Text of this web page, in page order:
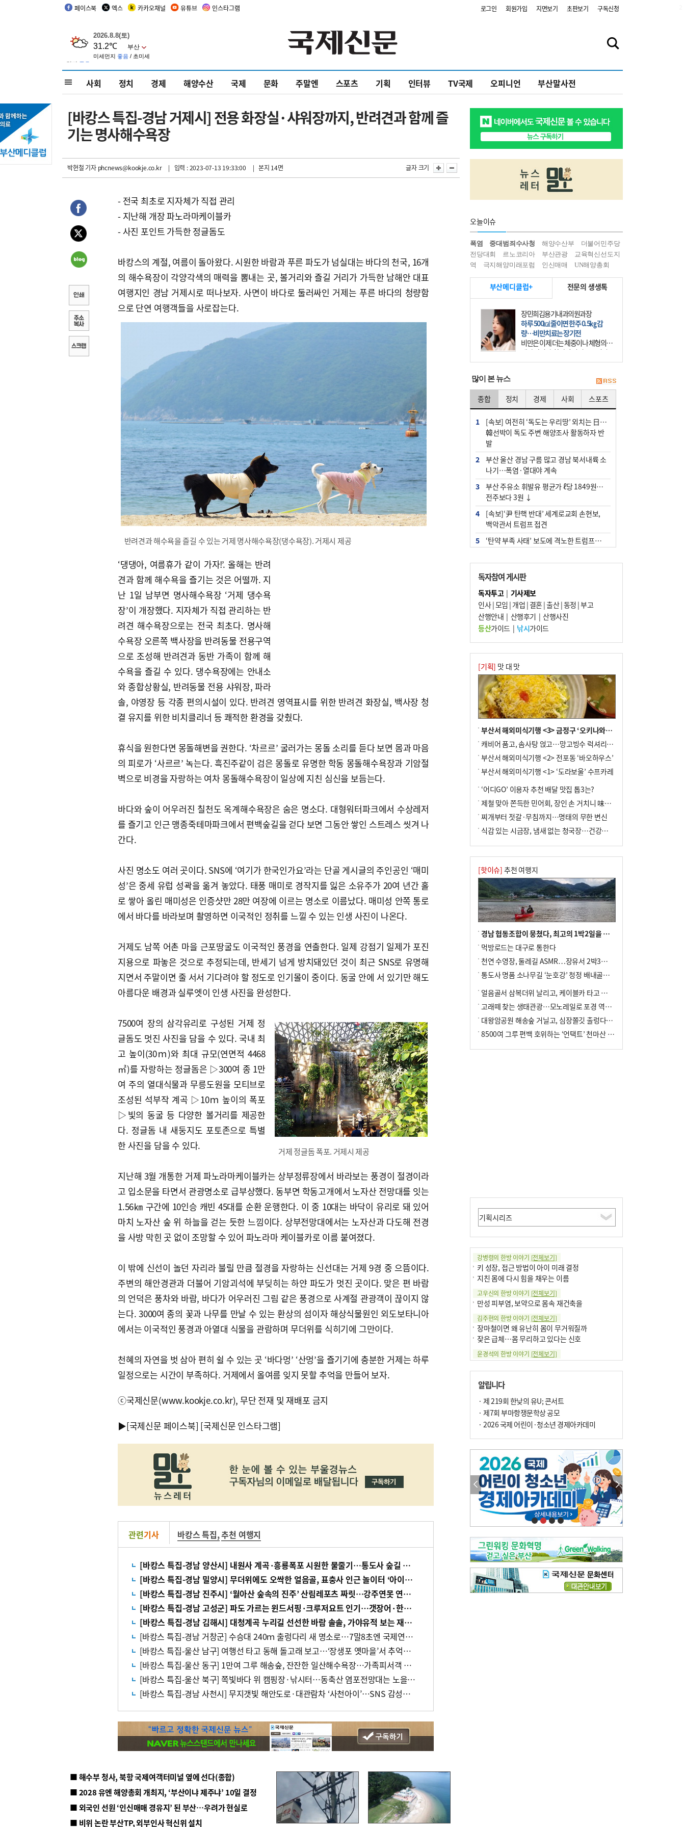
페이스북 엑스 카카오채널 유튜브 인스타그램 로그인 회원가입 지면보기 초판보기 구독신청
사회 정치 경제 해양수산 국제 문화 주말엔 스포츠 기획 인터뷰 TV국제 오피니언 부산말사전
[바캉스 특집-경남 거제시] 전용 화장실·샤워장까지, 반려견과 함께 즐
기는 명사해수욕장
박현철 기자phcnews@kookje.co.kr | 입력 : 2023-07-13 19:33:00 | 본지 14면 글자 크기
- 전국 최초로 지자체가 직접 관리
- 지난해 개장 파노라마케이블카
- 사진 포인트 가득한 정글돔도
바캉스의 계절, 여름이 돌아왔다. 시원한 바람과 푸른 파도가 넘실대는 바다의 천국, 16개
의 해수욕장이 각양각색의 매력을 뽐내는 곳, 볼거리와 즐길 거리가 가득한 남해안 대표
여행지인 경남 거제시로 떠나보자. 사면이 바다로 둘러싸인 거제는 푸른 바다의 청량함
으로 단연 여행객들을 사로잡는다.
반려견과 해수욕을 즐길 수 있는 거제 명사해수욕장(댕수욕장). 거제시 제공
‘댕댕아, 여름휴가 같이 가자!’. 올해는 반려
견과 함께 해수욕을 즐기는 것은 어떨까. 지
난 1일 남부면 명사해수욕장 ‘거제 댕수욕
장’이 개장했다. 지자체가 직접 관리하는 반
려견 해수욕장으로는 전국 최초다. 명사해
수욕장 오른쪽 백사장을 반려동물 전용구역
으로 조성해 반려견과 동반 가족이 함께 해
수욕을 즐길 수 있다. 댕수욕장에는 안내소
와 종합상황실, 반려동물 전용 샤워장, 파라
솔, 야영장 등 각종 편의시설이 있다. 반려견 영역표시를 위한 반려견 화장실, 백사장 청
결 유지를 위한 비치클리너 등 쾌적한 환경을 갖췄다.
휴식을 원한다면 몽돌해변을 권한다. ‘차르르’ 굴러가는 몽돌 소리를 듣다 보면 몸과 마음
의 피로가 ‘사르르’ 녹는다. 흑진주같이 검은 몽돌로 유명한 학동 몽돌해수욕장과 기암절
벽으로 비경을 자랑하는 여차 몽돌해수욕장이 일상에 지친 심신을 보듬는다.
바다와 숲이 어우러진 칠천도 옥계해수욕장은 숨은 명소다. 대형워터파크에서 수상레저
를 즐기고 인근 맹종죽테마파크에서 편백숲길을 걷다 보면 그동안 쌓인 스트레스 씻겨 나
간다.
사진 명소도 여러 곳이다. SNS에 ‘여기가 한국인가요’라는 단골 게시글의 주인공인 ‘매미
성’은 중세 유럽 성곽을 옮겨 놓았다. 태풍 매미로 경작지를 잃은 소유주가 20여 년간 홀
로 쌓아 올린 매미성은 인증샷만 28만 여장에 이르는 명소로 이름났다. 매미성 안쪽 통로
에서 바다를 바라보며 촬영하면 이국적인 정취를 느낄 수 있는 인생 사진이 나온다.
거제도 남쪽 어촌 마을 근포땅굴도 이국적인 풍경을 연출한다. 일제 강점기 일제가 포진
지용으로 파놓은 것으로 추정되는데, 반세기 넘게 방치돼있던 것이 최근 SNS로 유명해
지면서 주말이면 줄 서서 기다려야 할 정도로 인기몰이 중이다. 동굴 안에 서 있기만 해도
아름다운 배경과 실루엣이 인생 사진을 완성한다.
거제 정글돔 폭포. 거제시 제공
7500여 장의 삼각유리로 구성된 거제 정
글돔도 멋진 사진을 담을 수 있다. 국내 최
고 높이(30ｍ)와 최대 규모(연면적 4468
㎡)를 자랑하는 정글돔은 ▷300여 종 1만
여 주의 열대식물과 무릉도원을 모티브로
조성된 석부작 계곡 ▷10ｍ 높이의 폭포
▷빛의 동굴 등 다양한 볼거리를 제공한
다. 정글돔 내 새둥지도 포토존으로 특별
한 사진을 담을 수 있다.
지난해 3월 개통한 거제 파노라마케이블카는 상부정류장에서 바라보는 풍경이 절경이라
고 입소문을 타면서 관광명소로 급부상했다. 동부면 학동고개에서 노자산 전망대를 잇는
1.56㎞ 구간에 10인승 캐빈 45대를 순환 운행한다. 이 중 10대는 바닥이 유리로 돼 있어
마치 노자산 숲 위 하늘을 걷는 듯한 느낌이다. 상부전망대에서는 노자산과 다도해 전경
을 사방 막힌 곳 없이 조망할 수 있어 파노라마 케이블카로 이름 붙여졌다.
이 밖에 신선이 놀던 자리라 불릴 만큼 절경을 자랑하는 신선대는 거제 9경 중 으뜸이다.
주변의 해안경관과 더불어 기암괴석에 부딪히는 하얀 파도가 멋진 곳이다. 맞은 편 바람
의 언덕은 풍차와 바람, 바다가 어우러진 그림 같은 풍경으로 사계절 관광객이 끊이지 않
는다. 3000여 종의 꽃과 나무를 만날 수 있는 환상의 섬이자 해상식물원인 외도보타니아
에서는 이국적인 풍경과 아열대 식물을 관람하며 무더위를 식히기에 그만이다.
천혜의 자연을 벗 삼아 편히 쉴 수 있는 곳 ‘바다멍’ ‘산멍’을 즐기기에 충분한 거제는 하루
일정으로는 시간이 부족하다. 거제에서 올여름 잊지 못할 추억을 만들어 보자.
ⓒ국제신문(www.kookje.co.kr), 무단 전재 및 재배포 금지
▶[국제신문 페이스북] [국제신문 인스타그램]
관련기사 바캉스 특집,추천 여행지
[바캉스 특집-경남 양산시] 내원사 계곡·흥룡폭포 시원한 물줄기…통도사 숲길 청량한 바람
[바캉스 특집-경남 밀양시] 무더위에도 오싹한 얼음골, 표충사 인근 놀이터 ‘아이들 천국’
[바캉스 특집-경남 진주시] ‘월아산 숲속의 진주’ 산림레포츠 짜릿…강주연못 연꽃 장관
[바캉스 특집-경남 고성군] 파도 가르는 윈드서핑·크루저요트 인기…갯장어·한우로 몸보신
[바캉스 특집-경남 김해시] 대청계곡 누리길 선선한 바람 솔솔, 가야유적 보는 재미도 쏠쏠
[바캉스 특집-경남 거창군] 수승대 240ｍ 출렁다리 새 명소로…7말8초엔 국제연극 삼매경
[바캉스 특집-울산 남구] 여행선 타고 동해 돌고래 보고…‘장생포 옛마을’서 추억에 잠기고
[바캉스 특집-울산 동구] 1만여 그루 해송숲, 잔잔한 일산해수욕장…가족피서객 안성맞춤
[바캉스 특집-울산 북구] 쪽빛바다 위 캠핑장·낚시터…동축산 염포전망대는 노을 뷰 압권
[바캉스 특집-경남 사천시] 무지갯빛 해안도로·대관람차 ‘사천아이’…SNS 감성샷 맛집이네
■ 해수부 청사, 북항 국제여객터미널 옆에 선다(종합)
■ 2028 유엔 해양총회 개최지, ‘부산이냐 제주냐’ 10일 결정
■ 외국인 선원 ‘인신매매 경유지’ 된 부산…우려가 현실로
■ 비위 논란 부산TP, 외부인사 혁신위 설치
오늘이슈
폭염 중대범죄수사청 해양수산부
더불어민주당
전당대회
르노코리아 부산관광
교육혁신선도지
역
극지해양미래포럼 인신매매 UN해양총회
부산메디클럽+ 전문의 생생톡
장민희김용기내과의원과장
하루 500㎉ 줄이면 한주 0.5㎏ 감
량…비만치료는 장기전
비만은 이제 더는 체중이나 체형의 문
제가 아니다. 하나의 질병으로 인지
하고 치료와 관리를 해야 한다. 세계
많이 본 뉴스
종합 정치 경제 사회 스포츠
1
[속보] 여전히 ‘독도는 우리땅’ 외치는 日…
韓선박이 독도 주변 해양조사 활동하자 반
발
2
부산 울산 경남 구름 많고 경남 북서내륙 소
나기…폭염·열대야 계속
3
부산 주유소 휘발유 평균가 ℓ당 1849원…
전주보다 3원 ↓
4
[속보]‘尹 탄핵 반대’ 세계로교회 손현보,
백악관서 트럼프 접견
5
‘탄약 부족 사태’ 보도에 격노한 트럼프…
과…“현재는 부적절 행위 없어”
7
"올해 코스피 사이드카 43회 중 25회는 삼
전닉스 ETF 이후 발생"
8
서울 중랑구서 흉기 난동…60대 남성 2명
사망
10 입추 지났지만 푹푹 찐다…온열질환자 10
년 만에 3배
독자참여 게시판
독자투고| 기사제보
인사|모임 | 개업 | 결혼|출산|동정 |부고
산행안내 | 산행후기 | 산행사진
등산가이드| 낚시가이드
[기획] 맛 대 맛
부산서 해외미식기행 <3> 금정구 ‘오키나와키친’
캐비어 품고, 솜사탕 얹고…망고빙수 럭셔리한 진화
부산서 해외미식기행 <2> 전포동 ‘바오하우스’
부산서 해외미식기행 <1> ‘도라보울’ 수프카레
‘어디GO’ 이용자 추천 배달 맛집 톱3는?
제철 맞아 쫀득한 민어회, 장인 손 거치니 味친 한상
찌개부터 젓갈·무침까지…명태의 무한 변신
식감 있는 시금장, 냄새 없는 청국장…건강한 발효 밥상
[핫이슈] 추천 여행지
경남 협동조합이 뭉쳤다, 최고의 1박2일을 위해
먹방로드는 대구로 통한다
천연 수영장, 둘레길 ASMR…장유서 2박3일 소확행
통도사 명품 소나무길 ‘눈호강’ 청정 배내골서 더위 싹
얼음골서 삼복더위 날리고, 케이블카 타고 신선놀음
고래떼 찾는 생태관광…모노레일로 포경 역사여행
대왕암공원 해송숲 거닐고, 심장쫄깃 출렁다리 건너봐
8500여 그루 편백 호위하는 ‘언택트’ 천마산 산림욕장
강병령의 한방 이야기 [전체보기]
키 성장, 접근 방법이 아이 미래 결정
지친 몸에 다시 힘을 채우는 이름
고우신의 한방 이야기 [전체보기]
만성 피부염, 보약으로 몸속 재건축을
김주현의 한방 이야기 [전체보기]
장마철이면 왜 유난히 몸이 무거워질까
잦은 급체…몸 무리하고 있다는 신호
윤경석의 한방 이야기 [전체보기]
땀 멈추려 하지 말고 원인부터 찾아야
손 떨림, 늙음 증거일까 질병 신호일까
윤화정의 한방 이야기
냉기 직접 닿으면 ‘구안와사’ 위험
의료 다이제스트[전체보기]
환자경험평가 지역 1위·전국 2위 外
이유림의 한방 이야기[전체보기]
한방치료, 통증 관리의 새 해법
정영자 시민기자의 웰니스 [전체보기]
습한 여름…몸 깨우는 ‘순환 처방전’
자연·쉼에서 찾는 ‘웰니스 처방전’
조성우의 한방 이야기[전체보기]
봄의 설렘보다 먼저 내 몸의 달램
진료실에서[전체보기]
B형 간염은 ‘간암 시한폭탄’…비활동기 환자도 꼭 6개월 주기 검사
최수지의 한방 이야기 [전체보기]
‘생리 안 해서 편하다’는 위험한 착각
알립니다
· 제 219회 한낮의 유U; 콘서트
· 제7회 부마항쟁문학상 공모
· 2026 국제 어린이·청소년 경제아카데미